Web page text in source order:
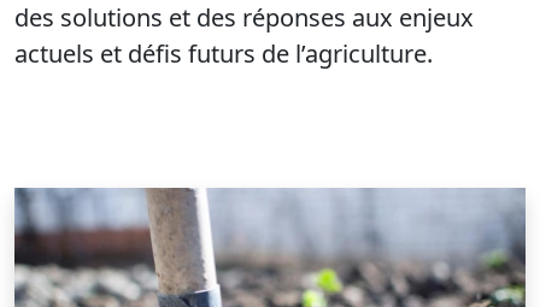
des solutions et des réponses aux enjeux
actuels et défis futurs de l’agriculture.